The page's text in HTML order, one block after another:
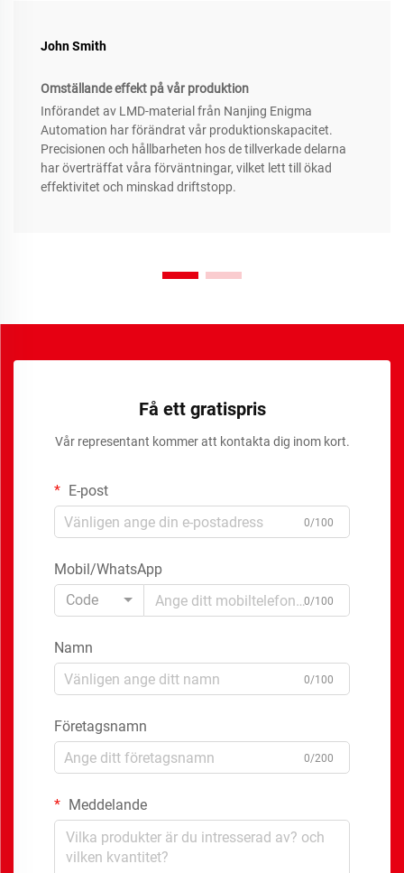
John Smith
Omställande effekt på vår produktion
Införandet av LMD-material från Nanjing Enigma
Automation har förändrat vår produktionskapacitet.
Precisionen och hållbarheten hos de tillverkade delarna
har överträffat våra förväntningar, vilket lett till ökad
effektivitet och minskad driftstopp.
Få ett gratispris
Vår representant kommer att kontakta dig inom kort.
E-post
0/100
Mobil/WhatsApp
Code
0/100
Namn
0/100
Företagsnamn
0/200
Meddelande